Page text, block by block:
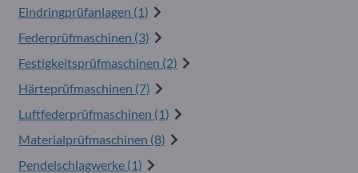
Eindringprüfanlagen (1)
Federprüfmaschinen (3)
Festigkeitsprüfmaschinen (2)
Härteprüfmaschinen (7)
Luftfederprüfmaschinen (1)
Materialprüfmaschinen (8)
Pendelschlagwerke (1)